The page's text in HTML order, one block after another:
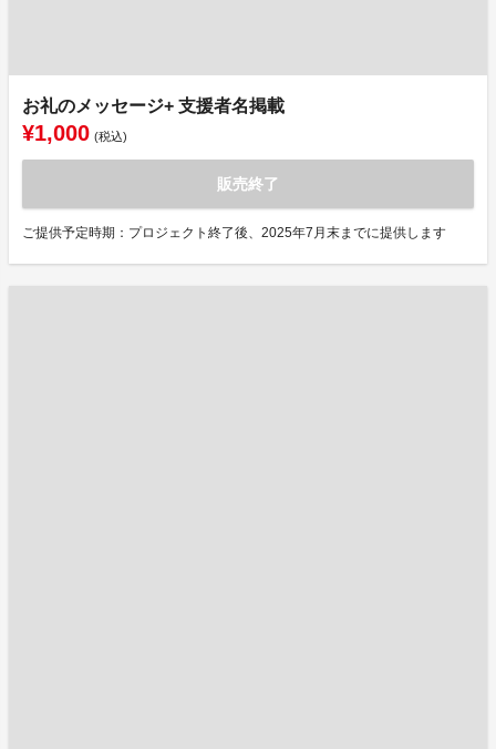
お礼のメッセージ+ 支援者名掲載
¥1,000 (税込)
販売終了
ご提供予定時期：プロジェクト終了後、2025年7月末までに提供します